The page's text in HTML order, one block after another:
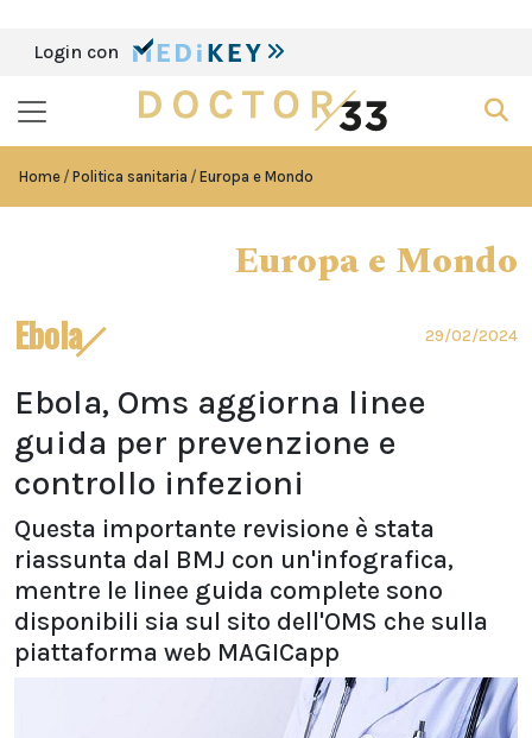
Login con
Home Politica sanitaria Europa e Mondo
Europa e Mondo
Ebola 29/02/2024
Ebola, Oms aggiorna linee
guida per prevenzione e
controllo infezioni
Questa importante revisione è stata
riassunta dal BMJ con un'infografica,
mentre le linee guida complete sono
disponibili sia sul sito dell'OMS che sulla
piattaforma web MAGICapp